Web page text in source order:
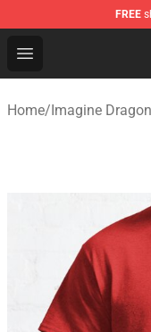
FREE
Open menu
Imagine
Home/Imagine